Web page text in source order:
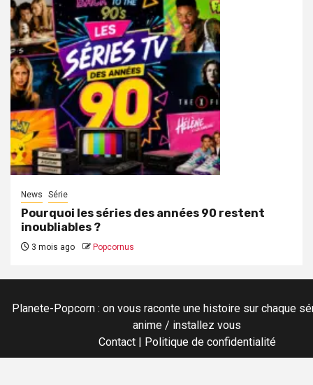
News Série
Pourquoi les séries des années 90 restent
inoubliables ?
3 mois ago Popcornus
Planete-Popcorn : on vous raconte une histoire sur chaque
anime / installez vous
Contact| Politique de confidentialité